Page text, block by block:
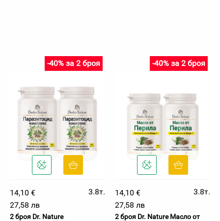
-40% за 2 броя
14,10 €
3.8т.
27,58 лв
2 броя Dr. Nature
-40% за 2 броя
14,10 €
3.8т.
27,58 лв
2 броя Dr. Nature Масло от